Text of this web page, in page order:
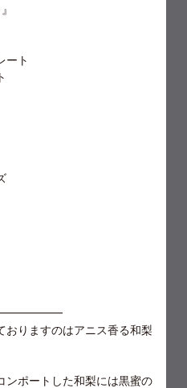
』
ート
おりますのはアニス香る和梨
ンポートした和梨には黒蜜の